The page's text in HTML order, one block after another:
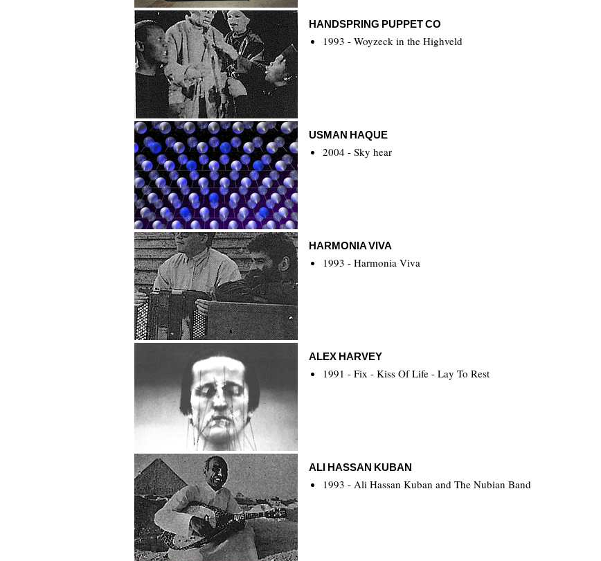
Alexander Hana
Handspring Puppet Co
HANDSPRING PUPPET CO
1993 - Woyzeck in the Highveld
Usman Haque
USMAN HAQUE
2004 - Sky hear
Harmonia Viva
HARMONIA VIVA
1993 - Harmonia Viva
ALEX HARVEY
ALEX HARVEY
1991 - Fix - Kiss Of Life - Lay To Rest
ALI HASSAN KUBAN
1993 - Ali Hassan Kuban and The Nubian Band